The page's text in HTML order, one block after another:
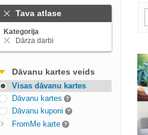
Tava atlase
Kategorija
Dārza darbi
Dāvanu kartes veids
Visas dāvanu kartes
Dāvanu kartes
Dāvanu kuponi
FromMe karte